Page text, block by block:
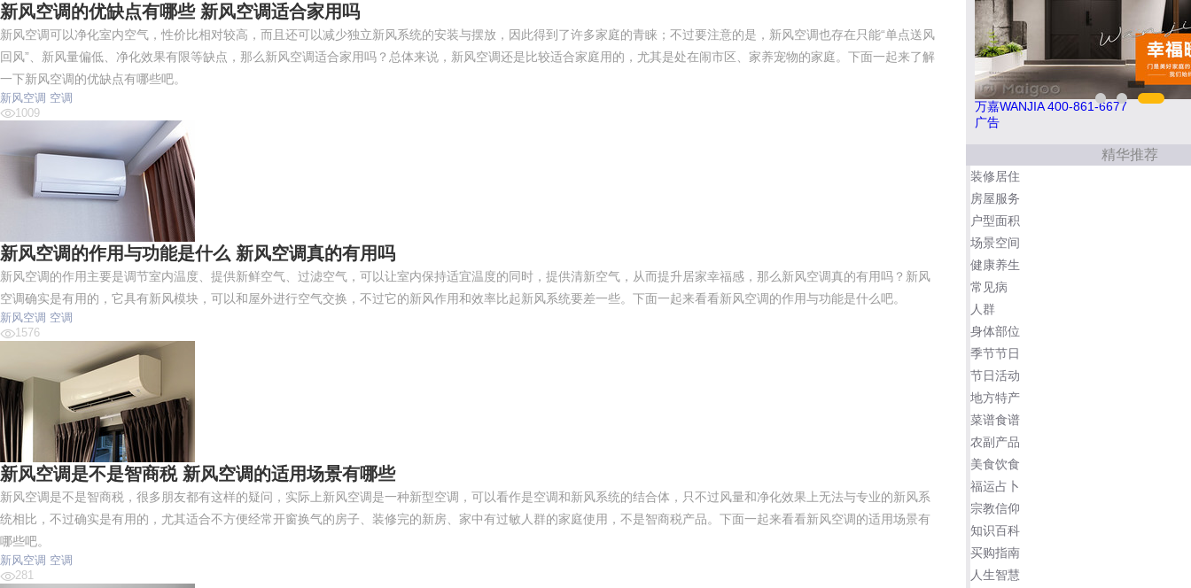
新风空调的优缺点有哪些 新风空调适合家用吗
新风空调可以净化室内空气，性价比相对较高，而且还可以减少独立新风系统的安装与摆放，因此得到了许多家庭的青睐；不过要注意的是，新风空调也存在只能“单点送风
回风”、新风量偏低、净化效果有限等缺点，那么新风空调适合家用吗？总体来说，新风空调还是比较适合家庭用的，尤其是处在闹市区、家养宠物的家庭。下面一起来了解
一下新风空调的优缺点有哪些吧。
新风空调 空调
1009
新风空调的作用与功能是什么 新风空调真的有用吗
新风空调的作用主要是调节室内温度、提供新鲜空气、过滤空气，可以让室内保持适宜温度的同时，提供清新空气，从而提升居家幸福感，那么新风空调真的有用吗？新风
空调确实是有用的，它具有新风模块，可以和屋外进行空气交换，不过它的新风作用和效率比起新风系统要差一些。下面一起来看看新风空调的作用与功能是什么吧。
新风空调 空调
1576
新风空调是不是智商税 新风空调的适用场景有哪些
新风空调是不是智商税，很多朋友都有这样的疑问，实际上新风空调是一种新型空调，可以看作是空调和新风系统的结合体，只不过风量和净化效果上无法与专业的新风系
统相比，不过确实是有用的，尤其适合不方便经常开窗换气的房子、装修完的新房、家中有过敏人群的家庭使用，不是智商税产品。下面一起来看看新风空调的适用场景有
哪些吧。
新风空调 空调
281
万嘉WANJIA 400-861-6677
广告
精华推荐
装修居住
房屋服务
户型面积
场景空间
健康养生
常见病
人群
身体部位
季节节日
节日活动
地方特产
菜谱食谱
农副产品
美食饮食
福运占卜
宗教信仰
知识百科
买购指南
人生智慧